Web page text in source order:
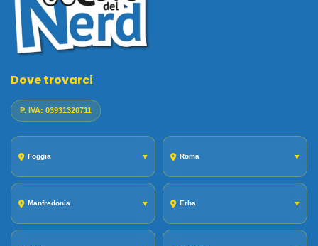
Dove trovarci
P. IVA: 03931320711
Foggia ▼ Roma ▼
Manfredonia ▼ Erba ▼